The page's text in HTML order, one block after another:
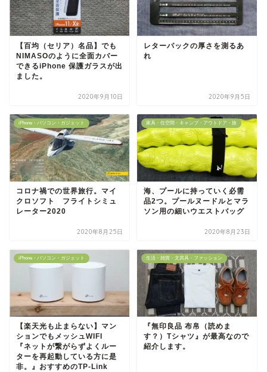
【百均（セリア）名品】でも
NIMASOのように全面カバー
できるiPhone 保護ガラスが出
ました。
2020年9月10日
レターパックの厚さを測るあ
れ
2020年9月5日
iPhone・パソコン・ガジェット
コロナ禍での世界旅行。マイ
クロソフト フライトシミュ
レーター2020
2020年8月25日
家具・住空間・キャンプ・アウトドア・旅
海、プールに持っていく必需
品2つ。プールヌードルとマラ
ソン用の細いウエストバッグ
2020年8月23日
iPhone・パソコン・ガジェット
【楽天光も止まらない】マン
ションでもメッシュWIFI
『ネットが繋がらずよくルー
ターを再起動している方に是
非。』おすすめのTP-Link
生活・雑貨・文房具・ファッション
『無印良品 布帛（読めま
す？）Tシャツ』が最高なので
紹介します。